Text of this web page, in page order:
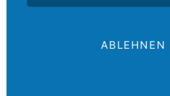
ABLEHNEN